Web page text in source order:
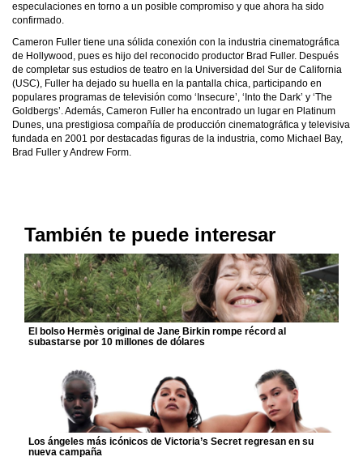
especulaciones en torno a un posible compromiso y que ahora ha sido
confirmado.
Cameron Fuller tiene una sólida conexión con la industria cinematográfica
de Hollywood, pues es hijo del reconocido productor Brad Fuller. Después
de completar sus estudios de teatro en la Universidad del Sur de California
(USC), Fuller ha dejado su huella en la pantalla chica, participando en
populares programas de televisión como ‘Insecure’, ‘Into the Dark’ y ‘The
Goldbergs’. Además, Cameron Fuller ha encontrado un lugar en Platinum
Dunes, una prestigiosa compañía de producción cinematográfica y televisiva
fundada en 2001 por destacadas figuras de la industria, como Michael Bay,
Brad Fuller y Andrew Form.
También te puede interesar
El bolso Hermès original de Jane Birkin rompe récord al
subastarse por 10 millones de dólares
Los ángeles más icónicos de Victoria’s Secret regresan en su
nueva campaña